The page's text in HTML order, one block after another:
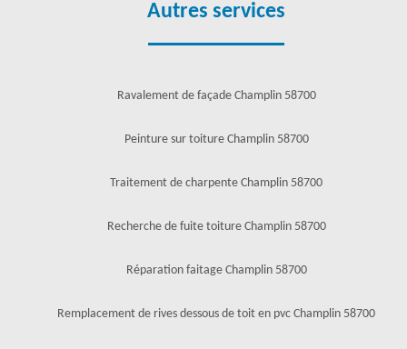
Autres services
Ravalement de façade Champlin 58700
Peinture sur toiture Champlin 58700
Traitement de charpente Champlin 58700
Recherche de fuite toiture Champlin 58700
Réparation faitage Champlin 58700
Remplacement de rives dessous de toit en pvc Champlin 58700